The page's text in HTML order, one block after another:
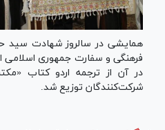
همایشی در سالروز شهادت سید
فرهنگی و سفارت جمهوری اسلامی
در آن از ترجمه اردو کتاب
شرکت‌کنندگان توزیع شد.